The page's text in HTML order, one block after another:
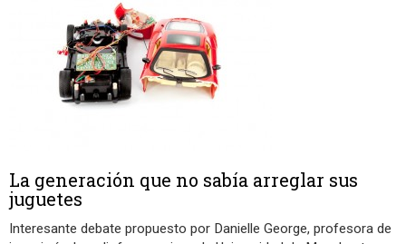
La generación que no sabía arreglar sus
juguetes
Interesante debate propuesto por Danielle George, profesora de